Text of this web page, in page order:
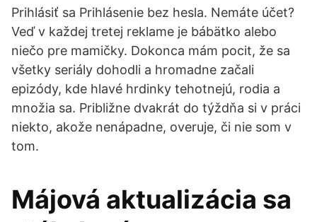
Prihlásiť sa Prihlásenie bez hesla. Nemáte účet?
Veď v každej tretej reklame je bábätko alebo
niečo pre mamičky. Dokonca mám pocit, že sa
všetky seriály dohodli a hromadne začali
epizódy, kde hlavé hrdinky tehotnejú, rodia a
množia sa. Približne dvakrát do týždňa si v práci
niekto, akože nenápadne, overuje, či nie som v
tom.
Májová aktualizácia sa